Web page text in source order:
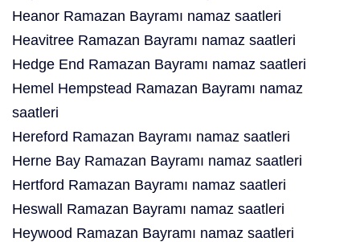
Heanor Ramazan Bayramı namaz saatleri
Heavitree Ramazan Bayramı namaz saatleri
Hedge End Ramazan Bayramı namaz saatleri
Hemel Hempstead Ramazan Bayramı namaz
saatleri
Hereford Ramazan Bayramı namaz saatleri
Herne Bay Ramazan Bayramı namaz saatleri
Hertford Ramazan Bayramı namaz saatleri
Heswall Ramazan Bayramı namaz saatleri
Heywood Ramazan Bayramı namaz saatleri